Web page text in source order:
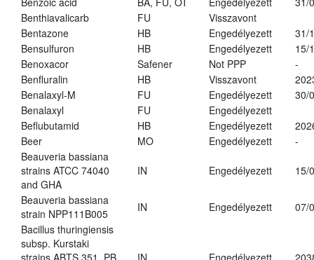
Benthiavalicarb
FU
Visszavont
Bentazone
HB Engedélyezett
31/
Bensulfuron
HB Engedélyezett
15/
Benoxacor
Safener Not PPP
-
Benfluralin
HB Visszavont
Benalaxyl-M
FU Engedélyezett
30/
Benalaxyl
FU
Engedélyezett
Beflubutamid
HB Engedélyezett
Beer
MO Engedélyezett
-
Beauveria bassiana
strains ATCC 74040
and GHA
IN Engedélyezett 15/
Beauveria bassiana
strain NPP111B005
IN Engedélyezett
07/
Bacillus thuringiensis
subsp. Kurstaki